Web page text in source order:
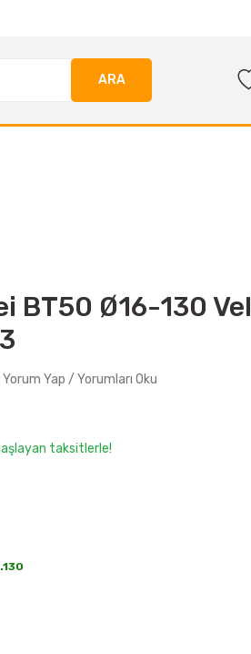
ARA
BT50 Ø16-130
Yorum Yap / Yorumları Oku
taksitlerle!